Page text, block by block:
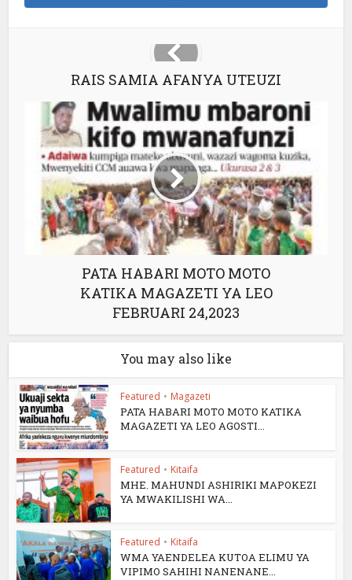
RAIS SAMIA AFANYA UTEUZI
PATA HABARI MOTO MOTO
KATIKA MAGAZETI YA LEO
FEBRUARI 24,2023
You may also like
Featured • Magazeti
PATA HABARI MOTO MOTO KATIKA
MAGAZETI YA LEO AGOSTI...
Featured • Kitaifa
MHE. MAHUNDI ASHIRIKI MAPOKEZI
YA MWAKILISHI WA...
Featured • Kitaifa
WMA YAENDELEA KUTOA ELIMU YA
VIPIMO SAHIHI NANENANE...